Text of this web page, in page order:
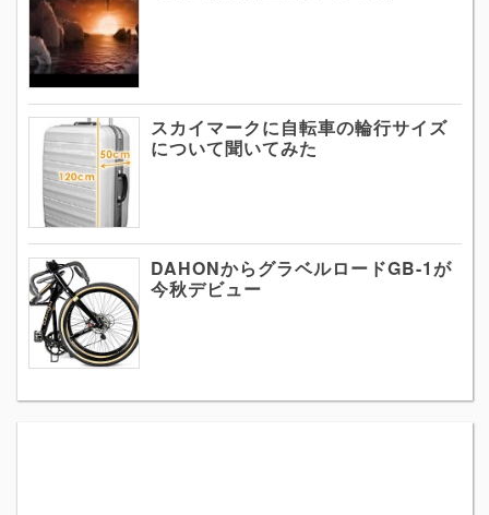
スカイマークに自転車の輪行サイズ
について聞いてみた
DAHONからグラベルロードGB-1が
今秋デビュー